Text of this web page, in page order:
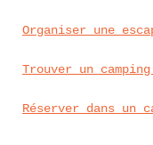
Organiser une
Trouver un
Réserver dans un